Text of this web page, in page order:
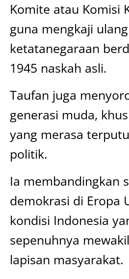
Komite atau Komisi
guna mengkaji
ketatanegaraan
1945 naskah asli.
Taufan juga
generasi muda,
yang merasa
politik.
Ia membandingkan
demokrasi di Eropa
kondisi Indonesia
sepenuhnya
lapisan masyarakat.